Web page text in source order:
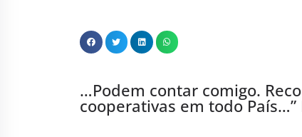
…Podem contar comigo.
cooperativas em todo